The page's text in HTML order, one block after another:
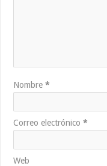
Nombre*
Correo electrónico*
Web